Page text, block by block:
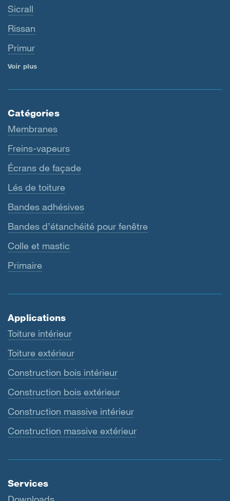
Sicrall
Rissan
Primur
Voir plus
Catégories
Membranes
Freins-vapeurs
Écrans de façade
Lés de toiture
Bandes adhésives
Bandes d’étanchéité pour fenêtre
Colle et mastic
Primaire
Applications
Toiture intérieur
Toiture extérieur
Construction bois intérieur
Construction bois extérieur
Construction massive intérieur
Construction massive extérieur
Services